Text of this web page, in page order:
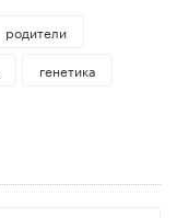
родители
генетика